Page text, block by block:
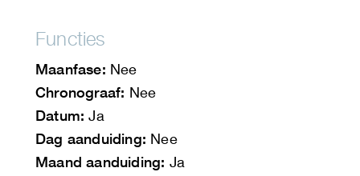
Functies
Maanfase: Nee
Chronograaf: Nee
Datum: Ja
Dag aanduiding: Nee
Maand aanduiding: Ja